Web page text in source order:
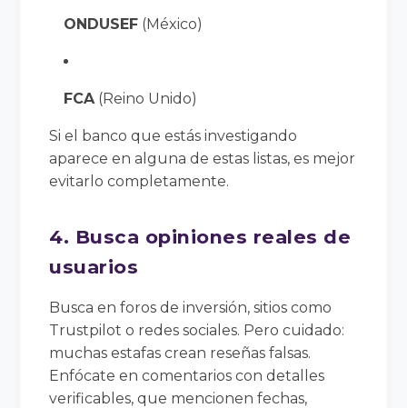
ONDUSEF (México)
FCA(Reino Unido)
Si el banco que estás investigando
aparece en alguna de estas listas, es mejor
evitarlo completamente.
4. Busca opiniones reales de
usuarios
Busca en foros de inversión, sitios como
Trustpilot o redes sociales. Pero cuidado:
muchas estafas crean reseñas falsas.
Enfócate en comentarios con detalles
verificables, que mencionen fechas,